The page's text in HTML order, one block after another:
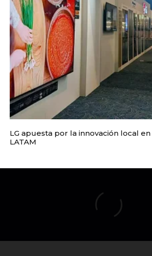
LG apuesta por la innovación local
LATAM